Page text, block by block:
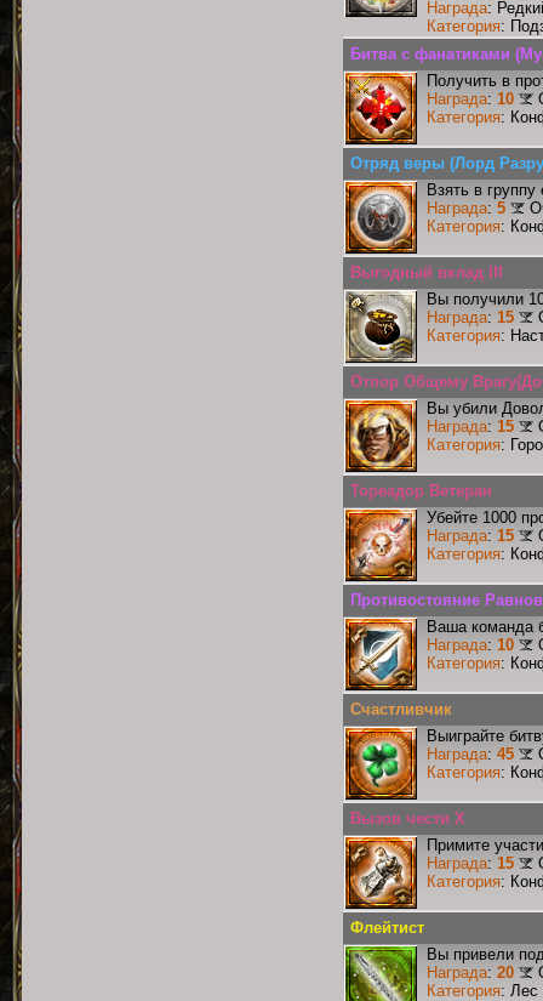
Награда:
Категория:
Битва с фанатиками
Получить в
Награда: 10
Категория:
Отряд веры (Лорд
Взять в
Награда: 5
Категория:
Выгодный вклад III
Вы получили
Награда: 15
Категория:
Отпор Общему
Вы убили
Награда: 15
Категория:
Тореадор Ветеран
Убейте 1000
Награда: 15
Категория:
Противостояние
Ваша команда
Награда: 10
Категория:
Счастливчик
Выиграйте
Награда: 45
Категория:
Вызов чести X
Примите
Награда: 15
Категория:
Флейтист
Вы привели
Награда: 20
Категория: Лес